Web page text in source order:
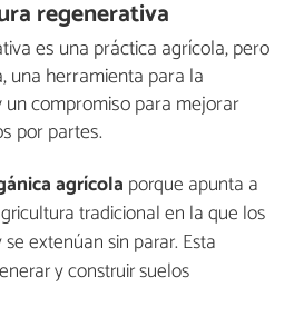
regenerativa
es una práctica agrícola, pero
una herramienta para la
compromiso para mejorar
por partes.
agrícola porque apunta a
tradicional en la que los
extenúan sin parar. Esta
y construir suelos